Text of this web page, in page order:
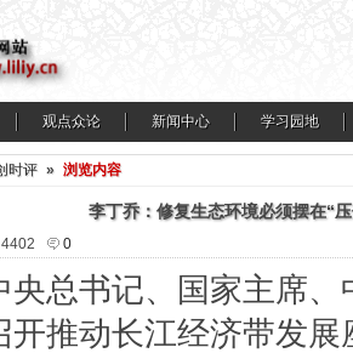
观点众论 新闻中心 学习园地
时评 » 浏览内容
李丁乔：修复生态环境必须摆在“
4402 0
书记、国家主席、
开推动长江经济带发